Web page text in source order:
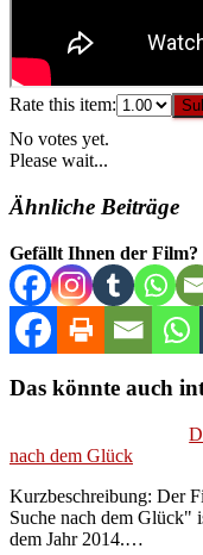
Rate this item:
No votes yet.
Please wait...
Ähnliche Beiträge
Gefällt Ihnen der Film?
Das könnte auch
nach dem Glück
Kurzbeschreibung: Der
Suche nach dem Glück"
dem Jahr 2014.…